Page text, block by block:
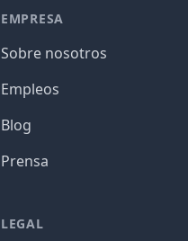
EMPRESA
Sobre nosotros
Empleos
Blog
Prensa
LEGAL